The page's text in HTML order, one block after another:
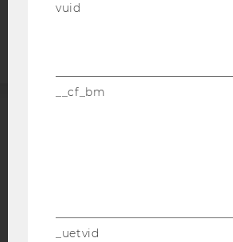
vuid
__cf_bm
_uetvid